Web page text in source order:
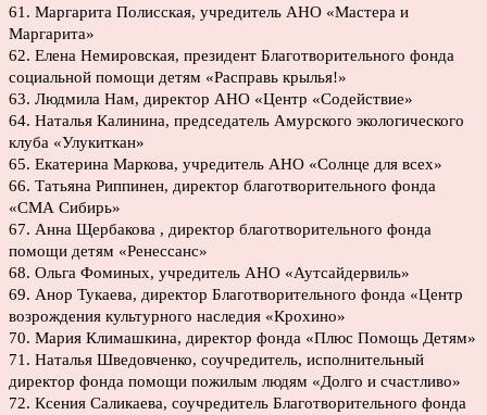
61. Маргарита Полисская, учредитель АНО «Мастера и
Маргарита»
62. Елена Немировская, президент Благотворительного фонда
социальной помощи детям «Расправь крылья!»
63. Людмила Нам, директор АНО «Центр «Содействие»
64. Наталья Калинина, председатель Амурского экологического
клуба «Улукиткан»
65. Екатерина Маркова, учредитель АНО «Солнце для всех»
66. Татьяна Риппинен, директор благотворительного фонда
«СМА Сибирь»
67. Анна Щербакова , директор благотворительного фонда
помощи детям «Ренессанс»
68. Ольга Фоминых, учредитель АНО «Аутсайдервиль»
69. Анор Тукаева, директор Благотворительного фонда «Центр
возрождения культурного наследия «Крохино»
70. Мария Климашкина, директор фонда «Плюс Помощь Детям»
71. Наталья Шведовченко, соучредитель, исполнительный
директор фонда помощи пожилым людям «Долго и счастливо»
72. Ксения Саликаева, соучредитель Благотворительного фонда